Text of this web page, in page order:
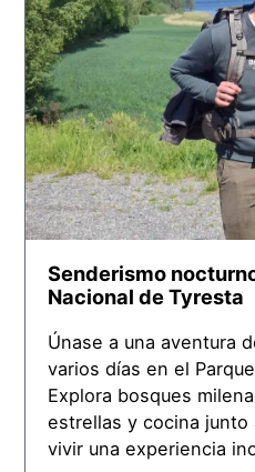
Senderismo
Nacional de Tyresta
Únase a una aventura
varios días en el
Explora bosques
estrellas y cocina junto
vivir una experiencia